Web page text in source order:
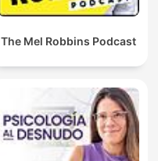
The Mel Robbins Podcast